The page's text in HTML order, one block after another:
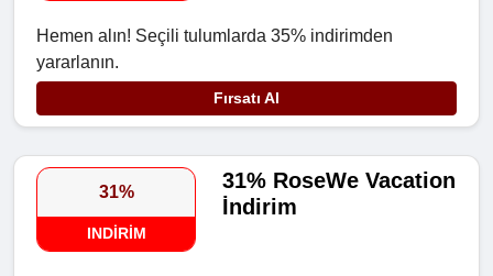
Hemen alın! Seçili tulumlarda 35% indirimden
yararlanın.
Fırsatı Al
31%
INDIRIM
31% RoseWe Vacation
İndirim